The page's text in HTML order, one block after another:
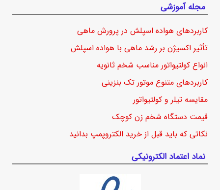
مجله آموزشی
کاربردهای هواده اسپلش در پرورش ماهی
تأثیر اکسیژن بر رشد ماهی با هواده اسپلش
انواع کولتیواتور مناسب شخم ثانویه
کاربردهای متنوع موتور تک بنزینی
مقایسه تیلر و کولتیواتور
قیمت دستگاه شخم زن کوچک
نکاتی که باید قبل از خرید الکتروپمپ بدانید
نماد اعتماد الکترونیکی